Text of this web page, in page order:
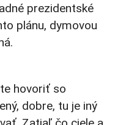
prezidentské
plánu, dymovou
hovoriť so
dobre, tu je iný